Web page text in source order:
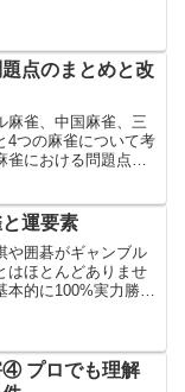
ないか...
点のまとめと改
麻雀、中国麻雀、三
4つの麻雀について考
雀における問題点を
ます。問題点の再
リー...
運要素
や囲碁がギャンブル
はほとんどありませ
的に100%実力勝負
ギ...
④ プロでも理解